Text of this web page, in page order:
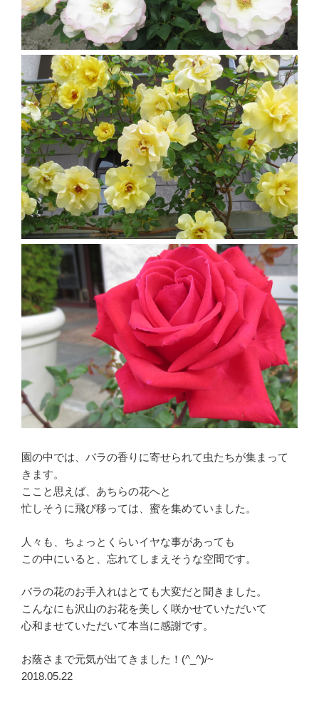
園の中では、バラの香りに寄せられて虫たちが集まって
きます。
ここと思えば、あちらの花へと
忙しそうに飛び移っては、蜜を集めていました。
人々も、ちょっとくらいイヤな事があっても
この中にいると、忘れてしまえそうな空間です。
バラの花のお手入れはとても大変だと聞きました。
こんなにも沢山のお花を美しく咲かせていただいて
心和ませていただいて本当に感謝です。
お蔭さまで元気が出てきました！(^_^)/~
2018.05.22